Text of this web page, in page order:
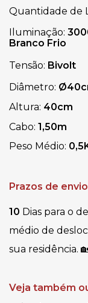
Quantidade de
Iluminação:
Branco Frio
Tensão: Bivolt
Diâmetro:
Altura: 40cm
Cabo: 1,50m
Peso Médio:
Prazos de envio
10 Dias para o
médio de
sua residência.
Veja também